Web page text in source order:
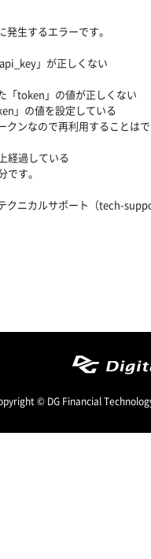
発生するエラーです。
」が正しくない
「token」の値が正しくない
」の値を設定している
ンなので再利用することはで
経過している
す。
クニカルサポート（tech-
© DG Financial